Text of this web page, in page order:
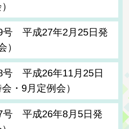
号 平成27年2月25日発
）
号 平成26年11月25日
・9月定例会）
号 平成26年8月5日発